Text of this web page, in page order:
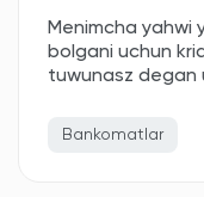
Menimcha yahwi
bolgani uchun
tuwunasz degan
Bankomatlar